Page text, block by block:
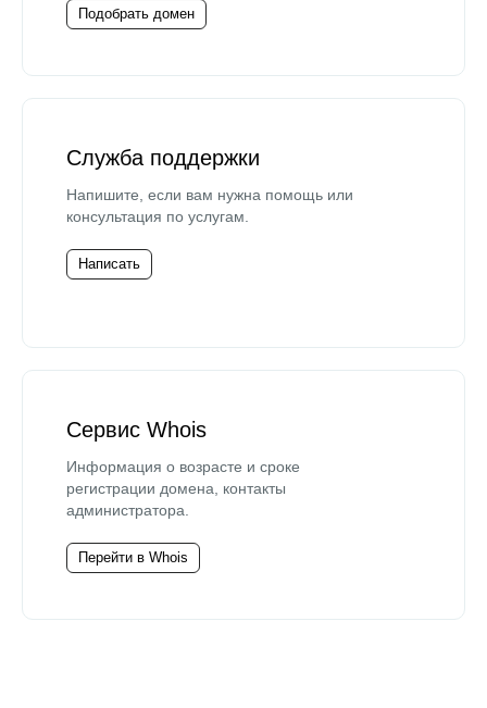
Подобрать домен
Служба поддержки
Напишите, если вам нужна помощь или
консультация по услугам.
Написать
Сервис Whois
Информация о возрасте и сроке
регистрации домена, контакты
администратора.
Перейти в Whois